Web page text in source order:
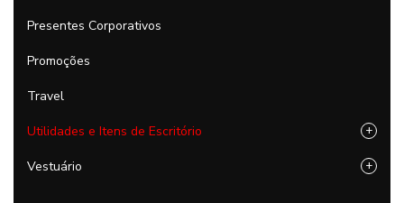
Presentes Corporativos
Promoções
Travel
Utilidades e Itens de Escritório +
Vestuário +